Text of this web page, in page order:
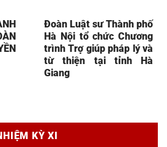
Đoàn Luật sư Thành phố
Hà Nội tổ chức Chương
trình Trợ giúp pháp lý và
từ thiện tại tỉnh Hà
Giang
KỲ XI